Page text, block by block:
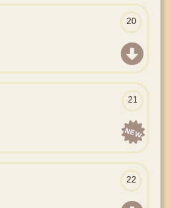
20
21
NEW
22